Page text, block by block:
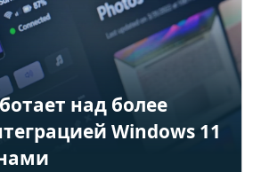
над более
Windows 11